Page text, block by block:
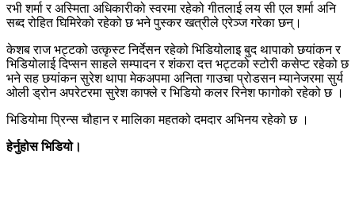
रभी शर्मा र अस्मिता अधिकारीको स्वरमा रहेको गीतलाई लय सी एल शर्मा अनि
सब्द रोहित घिमिरेको रहेको छ भने पुस्कर खत्रीले एरेञ्ज गरेका छन्।
केशब राज भट्टको उत्कृस्ट निर्देसन रहेको भिडियोलाइ बुद थापाको छयांकन र
भिडियोलाई दिप्सन साहले सम्पादन र शंकरा दत्त भट्टको स्टोरी कसेप्ट रहेको छ
भने सह छयांकन सुरेश थापा मेकअपमा अनिता गाउचा प्रोडसन म्यानेजरमा सुर्य
ओली ड्रोन अपरेटरमा सुरेश काफ्ले र भिडियो कलर रिनेश फागोको रहेको छ ।
भिडियोमा प्रिन्स चौहान र मालिका महतको दमदार अभिनय रहेको छ ।
हेर्नुहोस भिडियो।